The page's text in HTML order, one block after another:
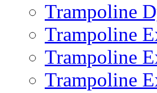
Trampoline
Trampoline
Trampoline
Trampoline